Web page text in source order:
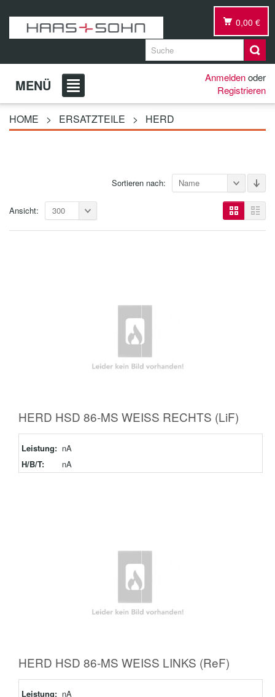
0,00 €
MENÜ Anmeldenoder
Registrieren
HOME > ERSATZTEILE > HERD
Sortieren nach: Name
Ansicht: 300
HERD HSD 86-MS WEISS RECHTS (LiF)
Leistung: nA
H/B/T:
nA
HERD HSD 86-MS WEISS LINKS (ReF)
Leistung: nA